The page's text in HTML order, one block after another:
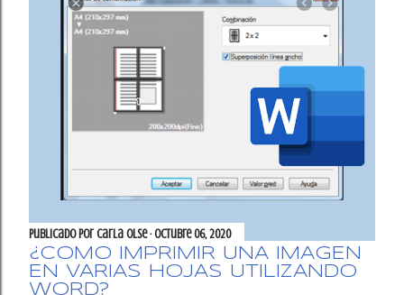
Publicado por Carla OlSe octubre 06, 2020
¿CÓMO IMPRIMIR UNA IMAGEN
EN VARIAS HOJAS UTILIZANDO
WORD?